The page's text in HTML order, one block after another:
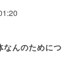
なんのためにつ